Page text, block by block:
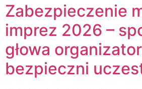
Zabezpieczenie
imprez 2026 –
głowa
bezpieczni